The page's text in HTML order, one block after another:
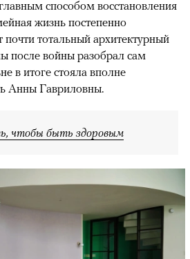
способом восстановления
жизнь постепенно
почти тотальный архитектурный
после войны разобрал сам
в итоге стояла вполне
Анны Гавриловны.
чтобы быть здоровым